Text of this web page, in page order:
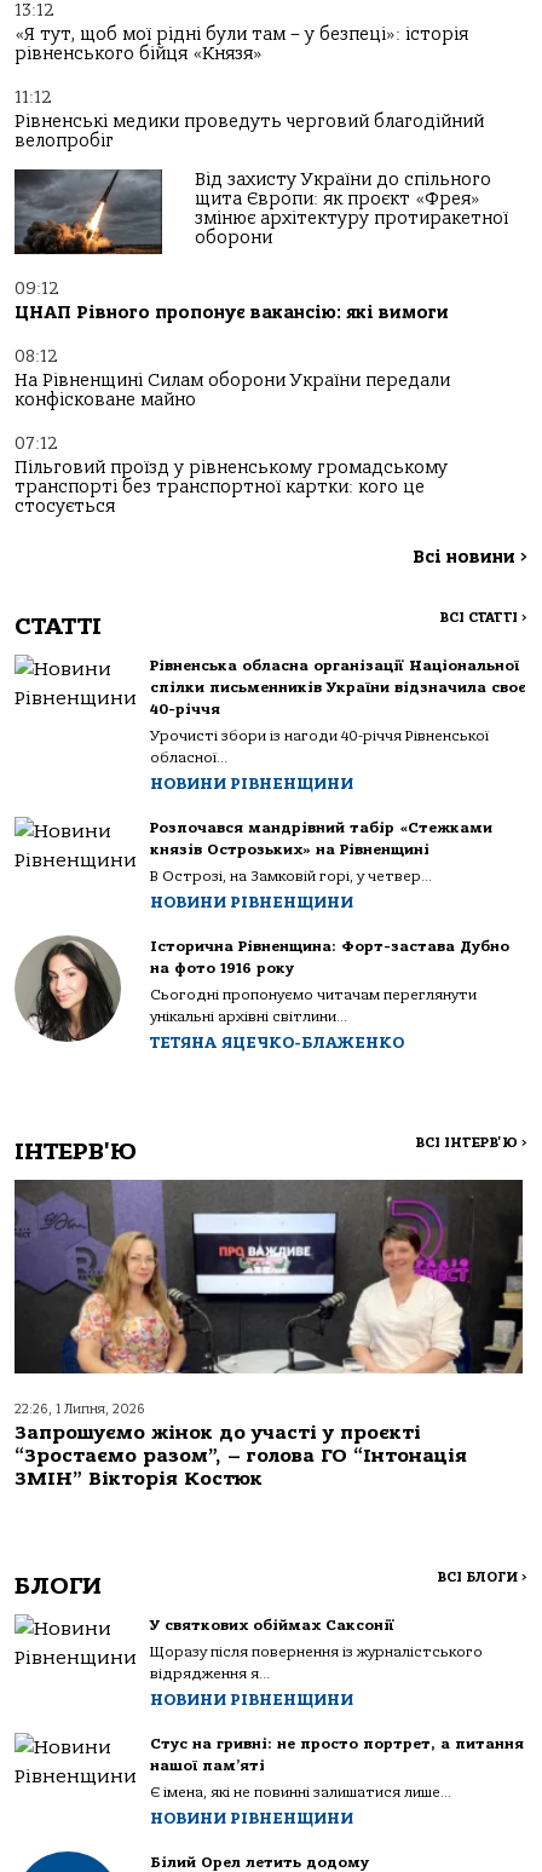
13:12
«Я тут, щоб мої рідні були там – у безпеці»: історія
рівненського бійця «Князя»
11:12
Рівненські медики проведуть черговий благодійний
велопробіг
Від захисту України до спільного
щита Європи: як проєкт «Фрея»
змінює архітектуру протиракетної
оборони
09:12
ЦНАП Рівного пропонує вакансію: які вимоги
08:12
На Рівненщині Силам оборони України передали
конфісковане майно
07:12
Пільговий проїзд у рівненському громадському
транспорті без транспортної картки: кого це
стосується
Всі новини >
СТАТТІ ВСІ СТАТТІ >
Рівненська обласна організації Національної
спілки письменників України відзначила своє
40-річчя
Урочисті збори із нагоди 40-річчя Рівненської
обласної...
НОВИНИ РІВНЕНЩИНИ
Розпочався мандрівний табір «Стежками
князів Острозьких» на Рівненщині
В Острозі, на Замковій горі, у четвер...
НОВИНИ РІВНЕНЩИНИ
Історична Рівненщина: Форт-застава Дубно
на фото 1916 року
Сьогодні пропонуємо читачам переглянути
унікальні архівні світлини...
ТЕТЯНА ЯЦЕЧКО-БЛАЖЕНКО
ІНТЕРВ'Ю ВСІ ІНТЕРВ'Ю >
22:26, 1 Липня, 2026
Запрошуємо жінок до участі у проєкті
“Зростаємо разом”, – голова ГО “Інтонація
ЗМІН” Вікторія Костюк
БЛОГИ ВСІ БЛОГИ >
У святкових обіймах Саксонії
Щоразу після повернення із журналістського
відрядження я...
НОВИНИ РІВНЕНЩИНИ
Стус на гривні: не просто портрет, а питання
нашої пам’яті
Є імена, які не повинні залишатися лише...
НОВИНИ РІВНЕНЩИНИ
Білий Орел летить додому